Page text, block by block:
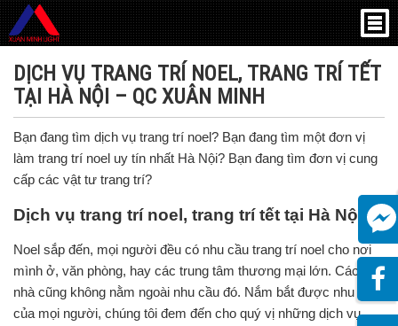
Trang chủ»Dịch vụ trang trí noel, trang trí tết tại Hà Nội – QC Xuân
Minh
DỊCH VỤ TRANG TRÍ NOEL, TRANG TRÍ TẾT
TẠI HÀ NỘI – QC XUÂN MINH
Bạn đang tìm dịch vụ trang trí noel? Bạn đang tìm một đơn vị
làm trang trí noel uy tín nhất Hà Nội? Bạn đang tìm đơn vị cung
cấp các vật tư trang trí?
Dịch vụ trang trí noel, trang trí tết tại Hà Nội
Noel sắp đến, mọi người đều có nhu cầu trang trí noel cho nơi
mình ở, văn phòng, hay các trung tâm thương mại lớn. Các tòa
nhà cũng không nằm ngoài nhu cầu đó. Nắm bắt được nhu cầu
của mọi người, chúng tôi đem đến cho quý vị những dịch vụ